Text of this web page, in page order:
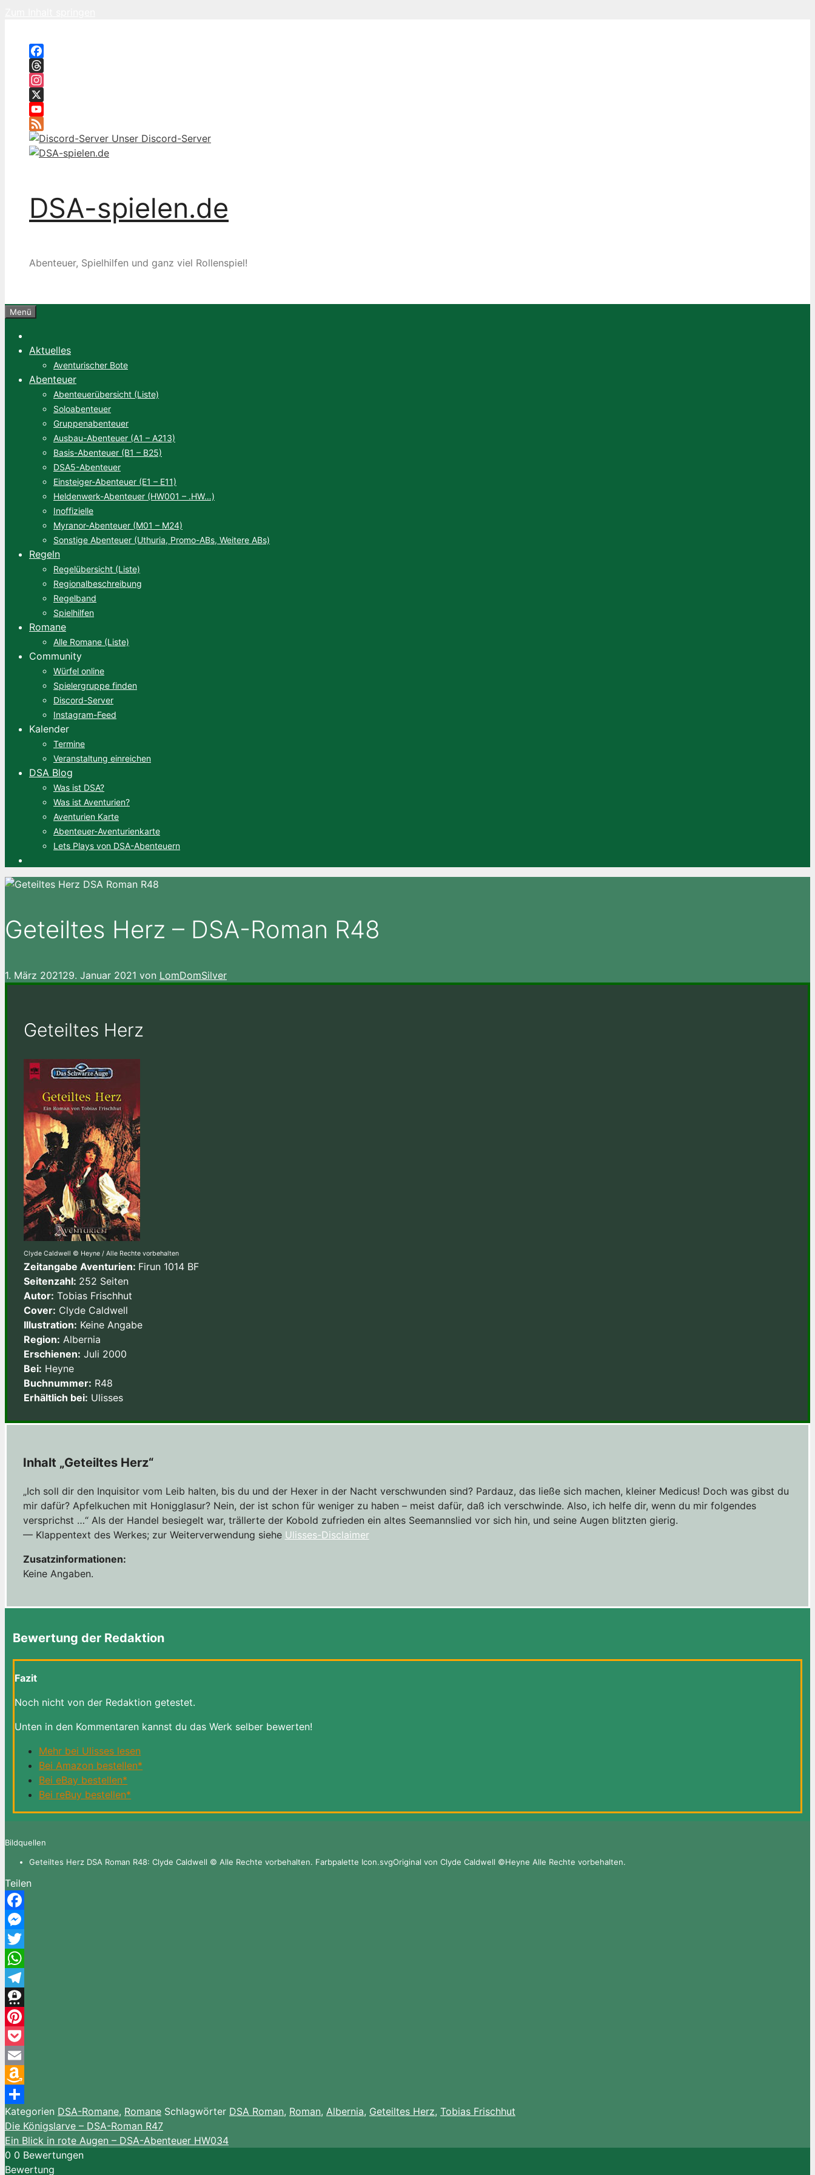
Facebook
Threads
Instagram
X
YouTube
Feed
Unser Discord-Server
DSA-spielen.de
Abenteuer, Spielhilfen und ganz viel Rollenspiel!
Menü
Aktuelles
Aventurischer Bote
Abenteuer
Abenteuerübersicht (Liste)
Soloabenteuer
Gruppenabenteuer
Ausbau-Abenteuer (A1 – A213)
Basis-Abenteuer (B1 – B25)
DSA5-Abenteuer
Einsteiger-Abenteuer (E1 – E11)
Heldenwerk-Abenteuer (HW001 – .HW…)
Inoffizielle
Myranor-Abenteuer (M01 – M24)
Sonstige Abenteuer (Uthuria, Promo-ABs, Weitere ABs)
Regeln
Regelübersicht (Liste)
Regionalbeschreibung
Regelband
Spielhilfen
Romane
Alle Romane (Liste)
Community
Würfel online
Spielergruppe finden
Discord-Server
Instagram-Feed
Kalender
Termine
Veranstaltung einreichen
DSA Blog
Was ist DSA?
Was ist Aventurien?
Aventurien Karte
Abenteuer-Aventurienkarte
Lets Plays von DSA-Abenteuern
Geteiltes Herz – DSA-Roman R48
1. März 202129. Januar 2021 von LomDomSilver
Geteiltes Herz
Clyde Caldwell © Heyne / Alle Rechte vorbehalten
Zeitangabe Aventurien: Firun 1014 BF
Seitenzahl: 252 Seiten
Autor: Tobias Frischhut
Cover: Clyde Caldwell
Illustration: Keine Angabe
Region: Albernia
Erschienen: Juli 2000
Bei: Heyne
Buchnummer: R48
Erhältlich bei: Ulisses
Inhalt „Geteiltes Herz“
„Ich soll dir den Inquisitor vom Leib halten, bis du und der Hexer in der Nacht verschwunden sind? Pardauz, das ließe sich machen, kleiner Medicus! Doch was gibst du
mir dafür? Apfelkuchen mit Honigglasur? Nein, der ist schon für weniger zu haben – meist dafür, daß ich verschwinde. Also, ich helfe dir, wenn du mir folgendes
versprichst …“ Als der Handel besiegelt war, trällerte der Kobold zufrieden ein altes Seemannslied vor sich hin, und seine Augen blitzten gierig.
— Klappentext des Werkes; zur Weiterverwendung siehe Ulisses-Disclaimer
Zusatzinformationen:
Keine Angaben.
Bewertung der Redaktion
Fazit
Noch nicht von der Redaktion getestet.
Unten in den Kommentaren kannst du das Werk selber bewerten!
Mehr bei Ulisses lesen
Bei Amazon bestellen*
Bei eBay bestellen*
Bei reBuy bestellen*
Bildquellen
Geteiltes Herz DSA Roman R48: Clyde Caldwell © Alle Rechte vorbehalten. Farbpalette Icon.svgOriginal von Clyde Caldwell ©Heyne Alle Rechte vorbehalten.
Teilen
Facebook
Messenger
Twitter
WhatsApp
Telegram
Threema
Pinterest
Pocket
Email
Amazon
Wish
List
Teilen
Kategorien DSA-Romane, Romane Schlagwörter DSA Roman, Roman, Albernia, Geteiltes Herz, Tobias Frischhut
Die Königslarve – DSA-Roman R47
Ein Blick in rote Augen – DSA-Abenteuer HW034
0 0 Bewertungen
Bewertung